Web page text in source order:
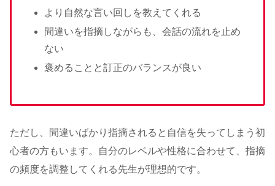
より自然な言い回しを教えてくれる
間違いを指摘しながらも、会話の流れを止め
ない
褒めることと訂正のバランスが良い
ただし、間違いばかり指摘されると自信を失ってしまう初
心者の方もいます。自分のレベルや性格に合わせて、指摘
の頻度を調整してくれる先生が理想的です。